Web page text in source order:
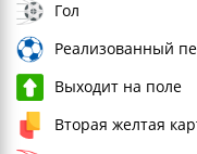
Гол
Реализованный
Выходит на поле
Вторая желтая